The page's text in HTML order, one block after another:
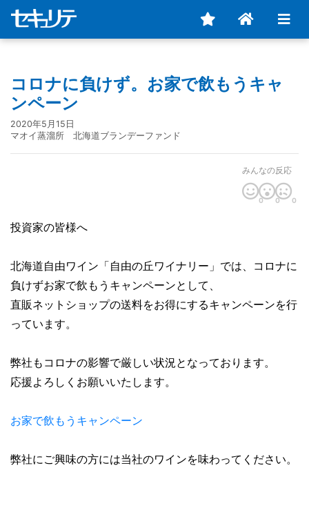
コロナに負けず。お家で飲もうキャ
ンペーン
2020年5月15日
マオイ蒸溜所 北海道ブランデーファンド
みんなの反応
0 0 0
投資家の皆様へ
北海道自由ワイン「自由の丘ワイナリー」では、コロナに
負けずお家で飲もうキャンペーンとして、
直販ネットショップの送料をお得にするキャンペーンを行
っています。
弊社もコロナの影響で厳しい状況となっております。
応援よろしくお願いいたします。
お家で飲もうキャンペーン
弊社にご興味の方には当社のワインを味わってください。